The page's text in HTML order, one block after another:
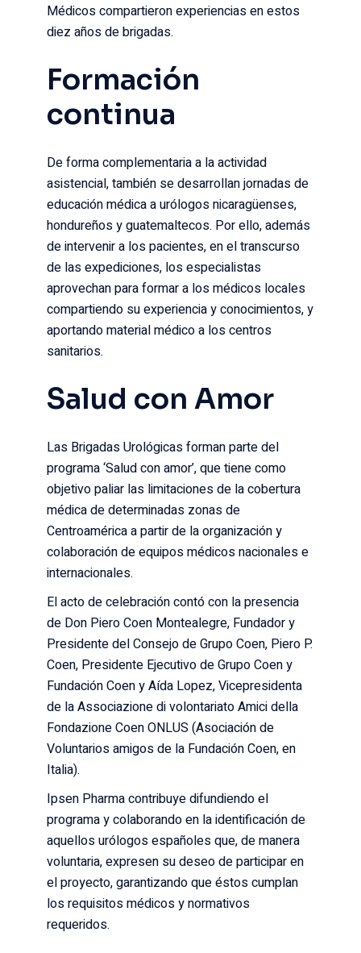
Médicos compartieron experiencias en estos
diez años de brigadas.
Formación
continua
De forma complementaria a la actividad
asistencial, también se desarrollan jornadas de
educación médica a urólogos nicaragüenses,
hondureños y guatemaltecos. Por ello, además
de intervenir a los pacientes, en el transcurso
de las expediciones, los especialistas
aprovechan para formar a los médicos locales
compartiendo su experiencia y conocimientos, y
aportando material médico a los centros
sanitarios.
Salud con Amor
Las Brigadas Urológicas forman parte del
programa ‘Salud con amor’, que tiene como
objetivo paliar las limitaciones de la cobertura
médica de determinadas zonas de
Centroamérica a partir de la organización y
colaboración de equipos médicos nacionales e
internacionales.
El acto de celebración contó con la presencia
de Don Piero Coen Montealegre, Fundador y
Presidente del Consejo de Grupo Coen, Piero P.
Coen, Presidente Ejecutivo de Grupo Coen y
Fundación Coen y Aída Lopez, Vicepresidenta
de la Associazione di volontariato Amici della
Fondazione Coen ONLUS (Asociación de
Voluntarios amigos de la Fundación Coen, en
Italia).
Ipsen Pharmacontribuye difundiendo el
programa y colaborando en la identificación de
aquellos urólogos españoles que, de manera
voluntaria, expresen su deseo de participar en
el proyecto, garantizando que éstos cumplan
los requisitos médicos y normativos
requeridos.